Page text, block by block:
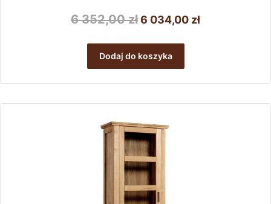
6 352,00złPierwotna
wynosiła:
6
352,00 zł.
6 034,00 złAktualna
034,00 zł.
Dodaj do koszyka